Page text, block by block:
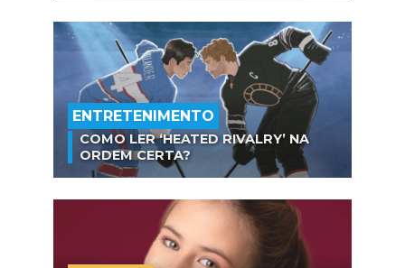
ENTRETENIMENTO
COMO LER ‘HEATED RIVALRY’ NA
ORDEM CERTA?